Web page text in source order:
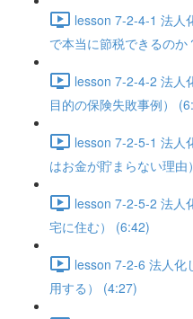
lesson 7-2-4-1 法人
で本当に節税できるのか
lesson 7-2-4-2 法人
目的の保険失敗事例）
lesson 7-2-5-1 法人
はお金が貯まらない理由
lesson 7-2-5-2 法人
宅に住む） (6:42)
lesson 7-2-6 法人化
用する） (4:27)